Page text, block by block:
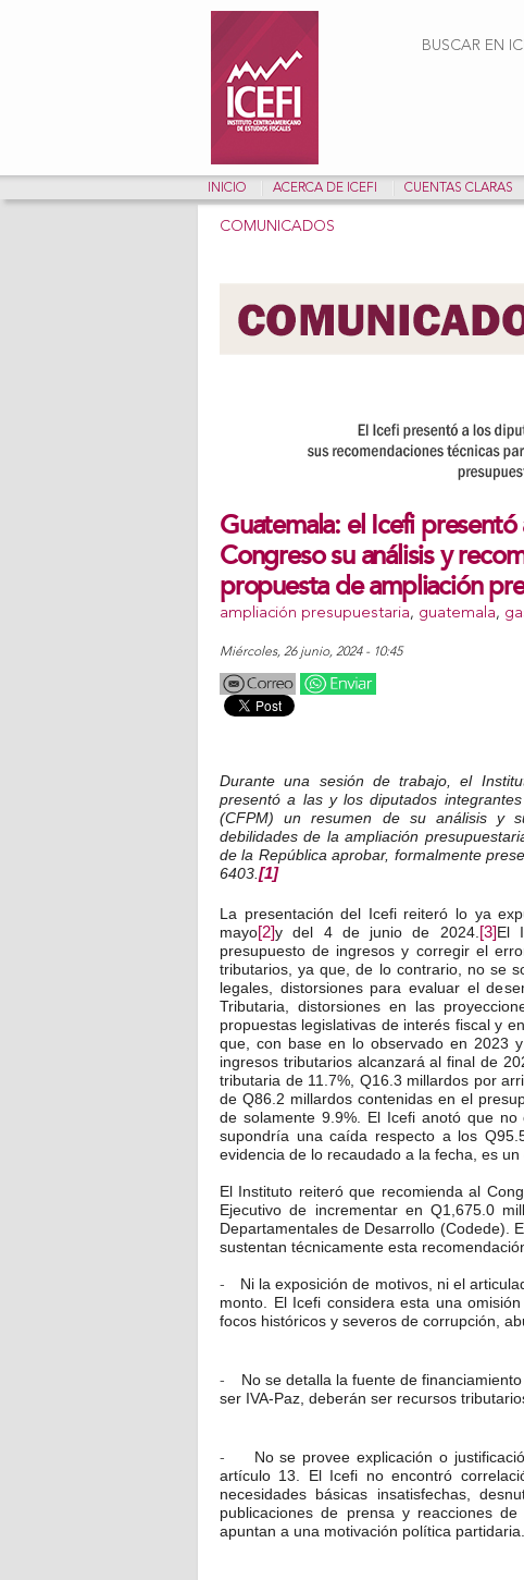
BUSCAR EN
INICIO ACERCA DE ICEFI CUENTAS CLARAS
COMUNICADOS
Guatemala: el Icefi
Congreso su análisis y
propuesta de ampliación
ampliación presupuestaria, guatemala,
miércoles, 26 junio, 2024 - 10:45
Durante una sesión de trabajo, el
presentó a las y los diputados
(CFPM) un resumen de su análisis y
debilidades de la ampliación
de la República aprobar, formalmente
6403. [1]
La presentación del Icefi reiteró lo ya
mayo[2]y del 4 de junio de 2024. [3]El
presupuesto de ingresos y corregir el
tributarios, ya que, de lo contrario, no se
legales, distorsiones para evaluar el
Tributaria, distorsiones en las
propuestas legislativas de interés fiscal y
que, con base en lo observado en 2023
ingresos tributarios alcanzará al final de
tributaria de 11.7%, Q16.3 millardos por
de Q86.2 millardos contenidas en el
de solamente 9.9%. El Icefi anotó que
supondría una caída respecto a los
evidencia de lo recaudado a la fecha, es
El Instituto reiteró que recomienda al
Ejecutivo de incrementar en Q1,675.0
Departamentales de Desarrollo (Codede).
sustentan técnicamente esta
-
Ni la exposición de motivos, ni el
monto. El Icefi considera esta una
focos históricos y severos de corrupción,
-
No se detalla la fuente de
ser IVA-Paz, deberán ser recursos
-
No se provee explicación o
artículo 13. El Icefi no encontró
necesidades básicas insatisfechas,
publicaciones de prensa y reacciones
apuntan a una motivación política partidaria.